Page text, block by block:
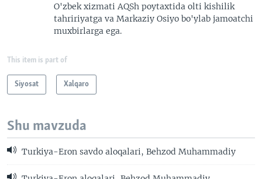
O'zbek xizmati AQSh poytaxtida olti kishilik
tahririyatga va Markaziy Osiyo bo'ylab jamoatchi
muxbirlarga ega.
This item is part of
Siyosat Xalqaro
Shu mavzuda
Turkiya-Eron savdo aloqalari, Behzod Muhammadiy